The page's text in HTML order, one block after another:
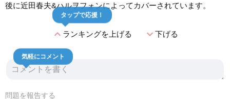
後に近田春夫&ハルヲフォンによってカバーされています。
expand_lessランキングを上げる
タップで応援！
expand_more下げる
気軽にコメント
問題を報告する